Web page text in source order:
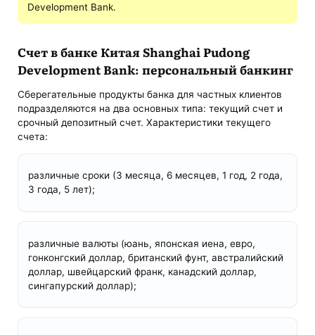
Development Bank.
Счет в банке Китая Shanghai Pudong
Development Bank: персональный банкинг
Сберегательные продукты банка для частных клиентов
подразделяются на два основных типа: текущий счет и
срочный депозитный счет. Характеристики текущего
счета:
различные сроки (3 месяца, 6 месяцев, 1 год, 2 года,
3 года, 5 лет);
различные валюты (юань, японская иена, евро,
гонконгский доллар, британский фунт, австралийский
доллар, швейцарский франк, канадский доллар,
сингапурский доллар);